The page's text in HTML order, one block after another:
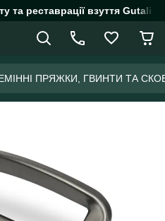
та реставрації взуття
ПРЯЖКИ, ГВИНТИ ТА